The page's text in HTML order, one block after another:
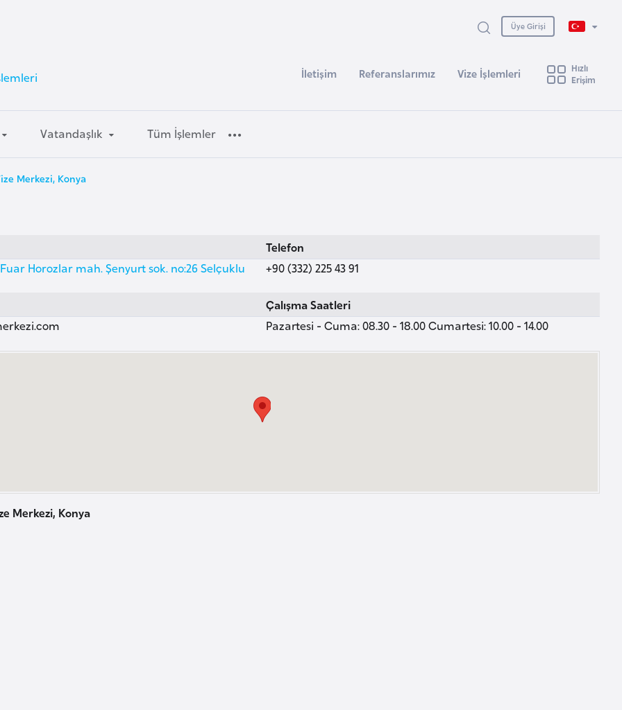
Üye Girişi
İletişim Referanslarımız Vize İşlemleri
Hızlı
Erişim
Vatandaşlık Tüm İşlemler
Merkezi, Konya
Horozlar mah. Şenyurt sok. no:26 Selçuklu
Telefon
+90 (332) 225 43 91
Çalışma Saatleri
Pazartesi - Cuma: 08.30 - 18.00 Cumartesi: 10.00 - 14.00
Merkezi, Konya